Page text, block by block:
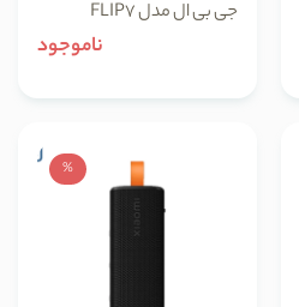
جی بی ال مدل FLIP7
ناموجود
%